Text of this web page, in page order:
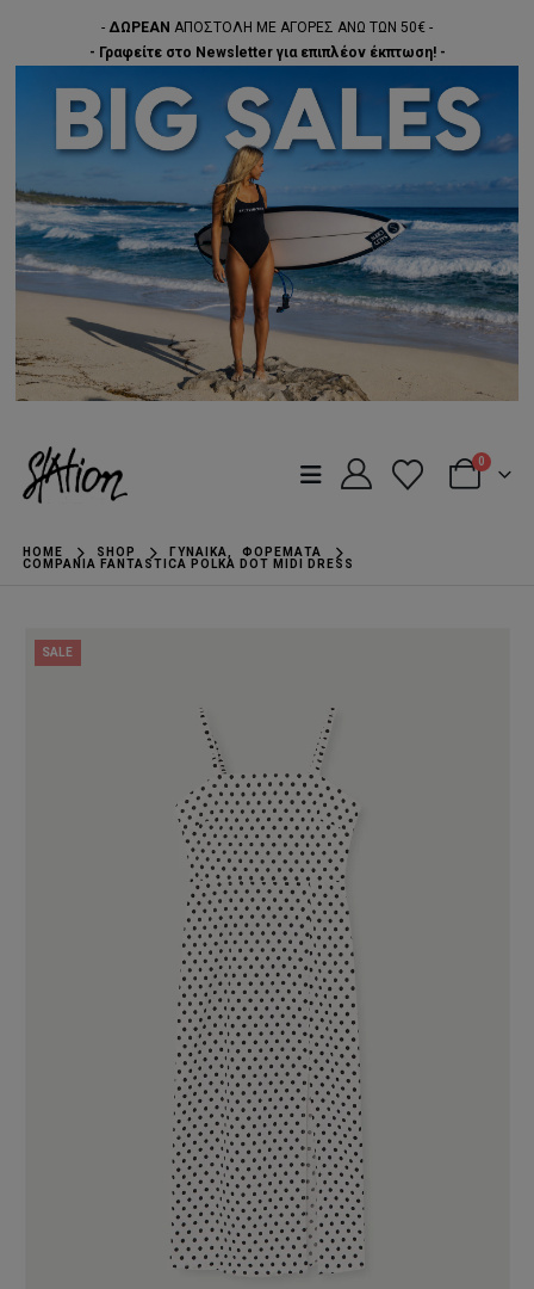
- ΔΩΡΕΑΝ ΑΠΟΣΤΟΛΗ ΜΕ ΑΓΟΡΕΣ ΑΝΩ ΤΩΝ 50€ -
- Γραφείτε στο Newsletter για επιπλέον έκπτωση! -
0
HOME SHOP ΓΥΝΑΊΚΑ,
ΦΟΡΈΜΑΤΑ
COMPANIA FANTASTICA POLKA DOT MIDI DRESS
SALE